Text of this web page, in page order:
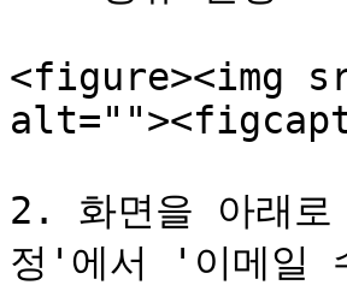
<figure><img
2. 화면을 아래로
정'에서 '이메일